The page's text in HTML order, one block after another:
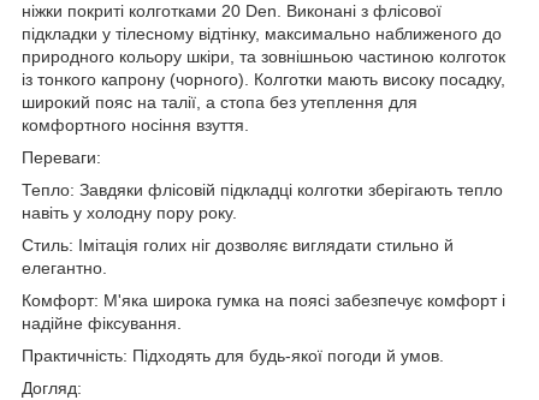
ніжки покриті колготками 20 Den. Виконані з флісової
підкладки у тілесному відтінку, максимально наближеного до
природного кольору шкіри, та зовнішньою частиною колготок
із тонкого капрону (чорного). Колготки мають високу посадку,
широкий пояс на талії, а стопа без утеплення для
комфортного носіння взуття.
Переваги:
Тепло: Завдяки флісовій підкладці колготки зберігають тепло
навіть у холодну пору року.
Стиль: Імітація голих ніг дозволяє виглядати стильно й
елегантно.
Комфорт: М'яка широка гумка на поясі забезпечує комфорт і
надійне фіксування.
Практичність: Підходять для будь-якої погоди й умов.
Догляд: